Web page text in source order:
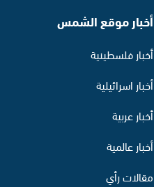
أخبار موقع الشمس
أخبار فلسطينية
أخبار اسرائيلية
أخبار عربية
أخبار عالمية
مقالات رأي